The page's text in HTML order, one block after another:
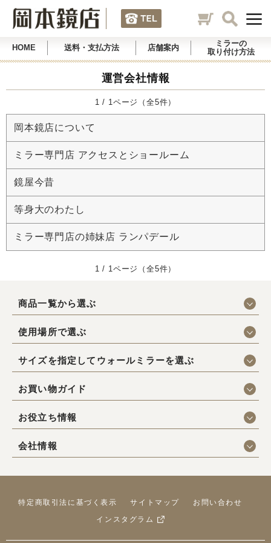
HOME 送料・支払方法 店舗案内
ミラーの
取り付け方法
運営会社情報
1 / 1ページ（全5件）
岡本鏡店について
ミラー専門店 アクセスとショールーム
鏡屋今昔
等身大のわたし
ミラー専門店の姉妹店 ランパデール
1 / 1ページ（全5件）
商品一覧から選ぶ
使用場所で選ぶ
サイズを指定してウォールミラーを選ぶ
お買い物ガイド
お役立ち情報
会社情報
特定商取引法に基づく表示 サイトマップ
お問い合わせ
インスタグラム